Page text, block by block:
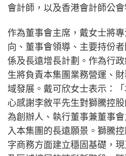
會計師，以及香港會計師公會
作為董事會主席，戴女士將
向、董事會領導、主要持份
係及長遠增長計劃。作為行
生將負責本集團業務營運、
域發展。戴可欣女士表示：
心感謝李敘平先生對獅騰控
為創辦人、執行董事兼董事
入本集團的長遠願景。獅騰
字商務方面建立穩固基礎，